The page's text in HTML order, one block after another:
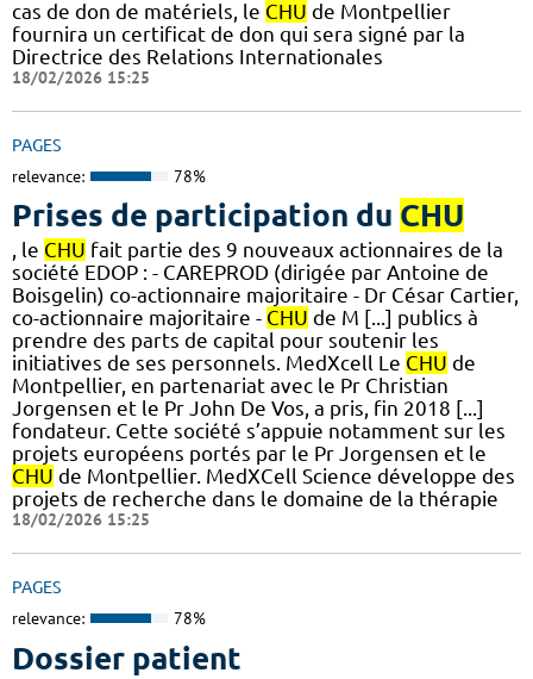
cas de don de matériels, le CHU de Montpellier
fournira un certificat de don qui sera signé par la
Directrice des Relations Internationales
18/02/2026 15:25
PAGES
relevance: 78%
Prises de participation du CHU
, le CHU fait partie des 9 nouveaux actionnaires de la
société EDOP : - CAREPROD (dirigée par Antoine de
Boisgelin) co-actionnaire majoritaire - Dr César Cartier,
co-actionnaire majoritaire - CHU de M [...] publics à
prendre des parts de capital pour soutenir les
initiatives de ses personnels. MedXcell Le CHU de
Montpellier, en partenariat avec le Pr Christian
Jorgensen et le Pr John De Vos, a pris, fin 2018 [...]
fondateur. Cette société s’appuie notamment sur les
projets européens portés par le Pr Jorgensen et le
CHU de Montpellier. MedXCell Science développe des
projets de recherche dans le domaine de la thérapie
18/02/2026 15:25
PAGES
relevance: 78%
Dossier patient